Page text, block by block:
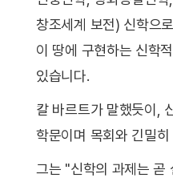
창조세계 보전) 신학으
이 땅에 구현하는 신학
있습니다.
칼 바르트가 말했듯이,
학문이며 목회와 긴밀
그는 "신학의 과제는 곧